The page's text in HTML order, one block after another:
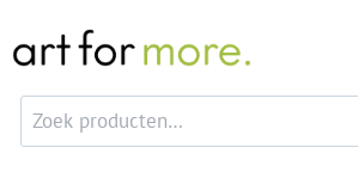
naar
Zoeken
naar: